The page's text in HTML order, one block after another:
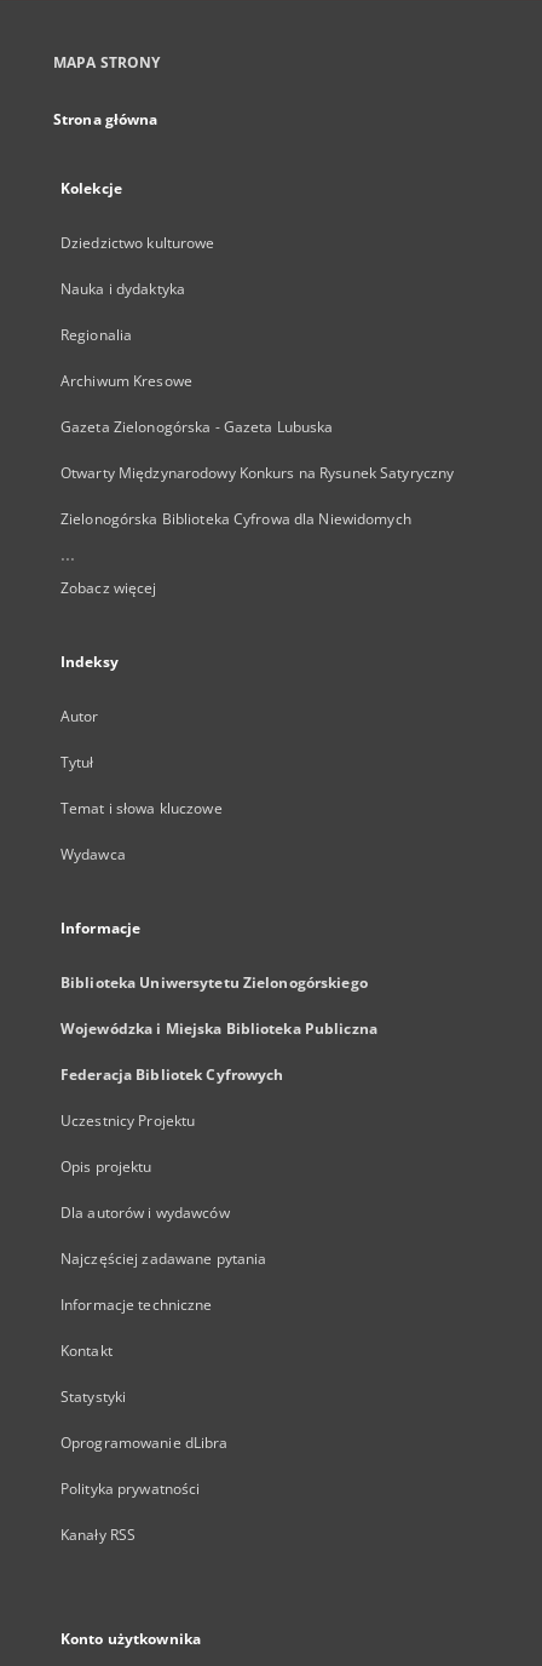
MAPA STRONY
Strona główna
Kolekcje
Dziedzictwo kulturowe
Nauka i dydaktyka
Regionalia
Archiwum Kresowe
Gazeta Zielonogórska - Gazeta Lubuska
Otwarty Międzynarodowy Konkurs na Rysunek Satyryczny
Zielonogórska Biblioteka Cyfrowa dla Niewidomych
...
Zobacz więcej
Indeksy
Autor
Tytuł
Temat i słowa kluczowe
Wydawca
Informacje
Biblioteka Uniwersytetu Zielonogórskiego
Wojewódzka i Miejska Biblioteka Publiczna
Federacja Bibliotek Cyfrowych
Uczestnicy Projektu
Opis projektu
Dla autorów i wydawców
Najczęściej zadawane pytania
Informacje techniczne
Kontakt
Statystyki
Oprogramowanie dLibra
Polityka prywatności
Kanały RSS
Konto użytkownika